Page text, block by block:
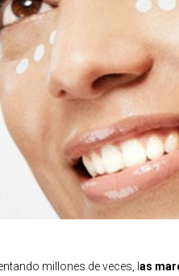
millones de veces, l as